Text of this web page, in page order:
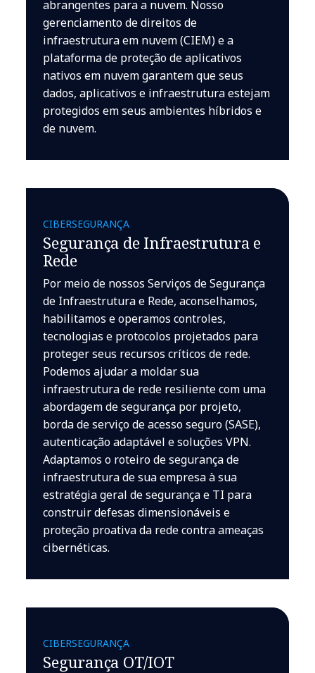
abrangentes para a nuvem. Nosso
gerenciamento de direitos de
infraestrutura em nuvem (CIEM) e a
plataforma de proteção de aplicativos
nativos em nuvem garantem que seus
dados, aplicativos e infraestrutura estejam
protegidos em seus ambientes híbridos e
de nuvem.
CIBERSEGURANÇA
Segurança de Infraestrutura e
Rede
Por meio de nossos Serviços de Segurança
de Infraestrutura e Rede, aconselhamos,
habilitamos e operamos controles,
tecnologias e protocolos projetados para
proteger seus recursos críticos de rede.
Podemos ajudar a moldar sua
infraestrutura de rede resiliente com uma
abordagem de segurança por projeto,
borda de serviço de acesso seguro (SASE),
autenticação adaptável e soluções VPN.
Adaptamos o roteiro de segurança de
infraestrutura de sua empresa à sua
estratégia geral de segurança e TI para
construir defesas dimensionáveis e
proteção proativa da rede contra ameaças
cibernéticas.
CIBERSEGURANÇA
Segurança OT/IOT